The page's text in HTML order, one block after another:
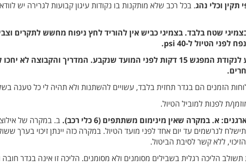
תקין וכלי נהג. בכל רכב שלא מותקנות בו נקודות עיגון קבועות לגרירה יש
שטח בלבד. בצמיגי כביש אין להוריד לחץ ניפוח מחשש לתקרים
הגעה לטיול: מומלץ להגיע לנקודת המפגש 15 דקות לפני המועד שנקבע. המדריך
הזמנים הם בגדר תחזית בלבד, עשויים להשתנות ולא תהיה לי כל טענה
ת לפנות למוביל הטיול.
א. במקרה שאין מינימום משתתפים (6 כלי רכב).
ב. במקרה של
לנרשמים עד יום אחד לפני מועד הטיול. במקרה כזה יינתן זיכוי בערך
ללא קשר לסיבת הביטול.
הליכה רגלית בשבילים מסומנים ולא מסומנים. הליכה זו אינה בגדר חובה